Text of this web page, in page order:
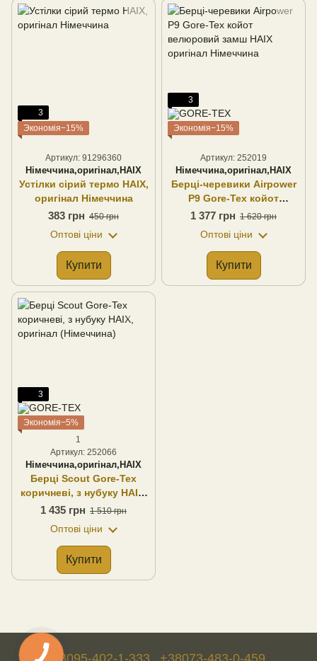
3
Экономія−15%
Артикул: 91296360
Німеччина,оригінал,HAIX
Устілки сірий термо HAIX,
оригінал Німеччина
383 грн 450 грн
Оптові ціни
Купити
3
Экономія−15%
Артикул: 252019
Німеччина,оригінал,HAIX
Берці-черевики Airpower
P9 Gore-Tex койот
велюровий замш HAIX
1 377 грн 1 620 грн
Оптові ціни
Купити
3
Экономія−5%
1
Артикул: 252066
Німеччина,оригінал,HAIX
Берці Scout Gore-Tex
коричневі, з нубуку HAIX,
оригінал (Німеччина)
1 435 грн 1 510 грн
Оптові ціни
Купити
+38095-402-1-333 +38073-483-0-459